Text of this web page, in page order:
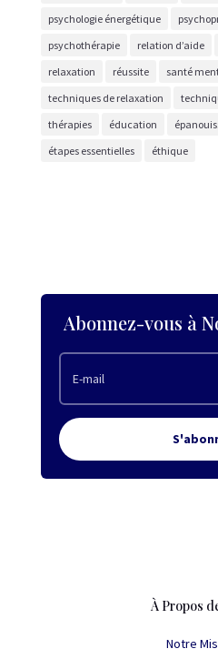
psychologie énergétique
psychothérapie
relation d’aide
relaxation
réussite
santé
techniques de relaxation
thérapies
éducation
étapes essentielles
éthique
Abonnez-vous à
À Propos
Notre